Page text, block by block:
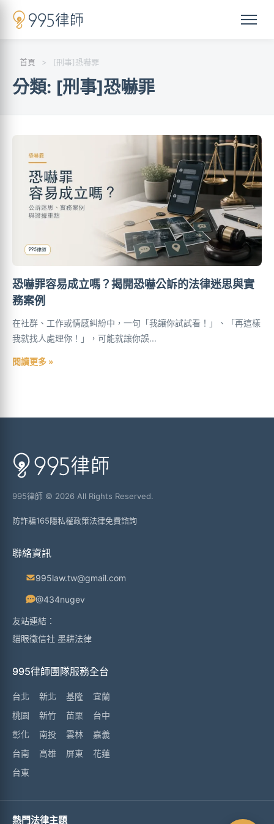
首頁 > [刑事]恐嚇罪
分類: [刑事]恐嚇罪
恐嚇罪容易成立嗎？揭開恐嚇公訴的法律迷思與實
務案例
在社群、工作或情感糾紛中，一句「我讓你試試看！」、「再這樣
我就找人處理你！」，可能就讓你誤...
閱讀更多 »
995律師 © 2026 All Rights Reserved.
防詐騙165隱私權政策法律免費諮詢
聯絡資訊
995law.tw@gmail.com
@434nugev
友站連結：
貓眼徵信社 墨耕法律
995律師團隊服務全台
台北 新北 基隆
宜蘭
桃園
新竹 苗栗
台中
彰化
南投 雲林
嘉義
台南
高雄 屏東
花蓮
台東
熱門法律主題